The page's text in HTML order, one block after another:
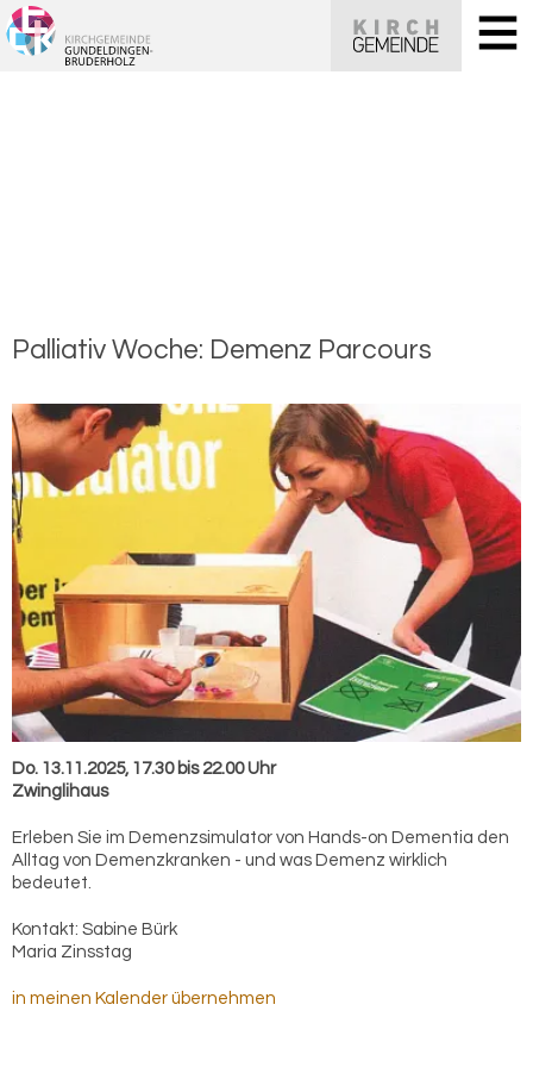
Pal­lia­tiv Woche: De­menz Par­cours
Do. 13.11.2025, 17.30 bis 22.00 Uhr
Zwinglihaus
Erleben Sie im Demenzsimulator von Hands-on Dementia den
Alltag von Demenzkranken - und was Demenz wirklich
bedeutet.
Kontakt: Sabine Bürk
Maria Zinsstag
in meinen Kalender übernehmen